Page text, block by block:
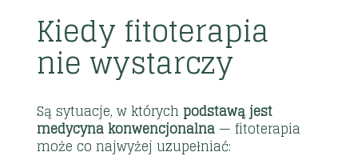
Kiedy fitoterapia
nie wystarczy
Są sytuacje, w którychpodstawą jest
medycyna konwencjonalna — fitoterapia
może co najwyżej uzupełniać: